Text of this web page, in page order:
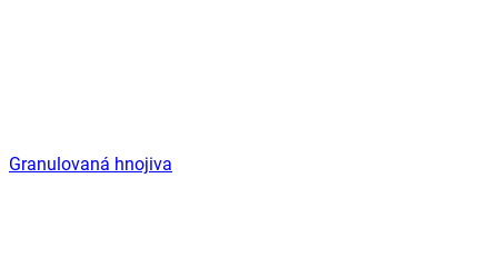
Granulovaná hnojiva